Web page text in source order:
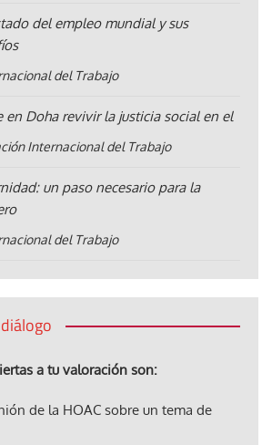
del empleo mundial y sus
del Trabajo
en Doha revivir la justicia social en el
Internacional del Trabajo
un paso necesario para la
del Trabajo
a tu valoración son:
de la HOAC sobre un tema de